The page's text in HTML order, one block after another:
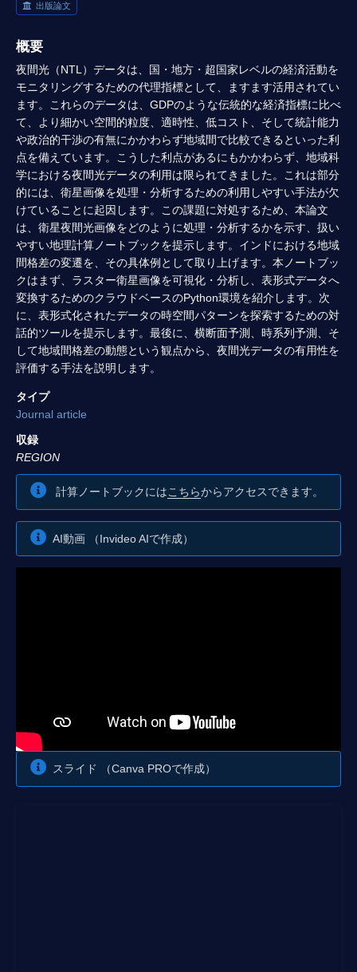
出版論文
概要
夜間光（NTL）データは、国・地方・超国家レベルの経済活動を
モニタリングするための代理指標として、ますます活用されてい
ます。これらのデータは、GDPのような伝統的な経済指標に比べ
て、より細かい空間的粒度、適時性、低コスト、そして統計能力
や政治的干渉の有無にかかわらず地域間で比較できるといった利
点を備えています。こうした利点があるにもかかわらず、地域科
学における夜間光データの利用は限られてきました。これは部分
的には、衛星画像を処理・分析するための利用しやすい手法が欠
けていることに起因します。この課題に対処するため、本論文
は、衛星夜間光画像をどのように処理・分析するかを示す、扱い
やすい地理計算ノートブックを提示します。インドにおける地域
間格差の変遷を、その具体例として取り上げます。本ノートブッ
クはまず、ラスター衛星画像を可視化・分析し、表形式データへ
変換するためのクラウドベースのPython環境を紹介します。次
に、表形式化されたデータの時空間パターンを探索するための対
話的ツールを提示します。最後に、横断面予測、時系列予測、そ
して地域間格差の動態という観点から、夜間光データの有用性を
評価する手法を説明します。
タイプ
Journal article
収録
REGION
計算ノートブックにはこちらからアクセスできます。
AI動画 （Invideo AIで作成）
スライド （Canva PROで作成）